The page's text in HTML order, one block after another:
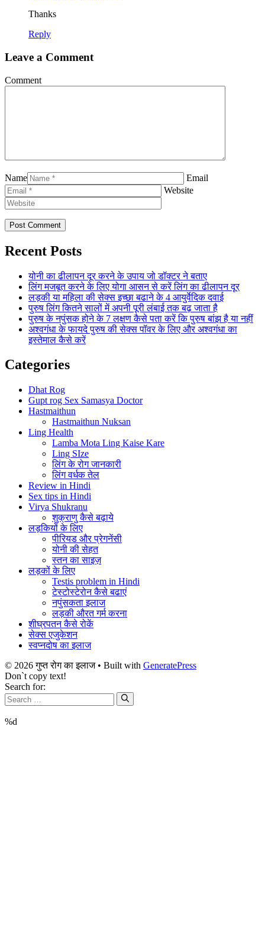
Thanks
Reply
Leave a Comment
Comment
Name
Email
Website
Recent Posts
योनी का ढीलापन दूर करने के उपाय जो डॉक्टर ने बताए
लिंग मजबूत करने के लिए योगा आसन से करें लिंग का ढीलापन दूर
लड़की या महिला की सेक्स इच्छा बढाने के 4 आयुर्वेदिक दवाई
पुरुष लिंग कितने सालों में अपनी पूरी लंबाई तक बढ़ जाता है
पुरुष के नपुंसक होने के 7 लक्षण कैसे पता करें कि पुरुष बांझ है या नहीं
अश्वगंधा के फायदे पुरुष की सेक्स पॉवर के लिए और अश्वगंधा का
इस्तेमाल कैसे करें
Categories
Dhat Rog
Gupt rog Sex Samasya Doctor
Hastmaithun
Hastmaithun Nuksan
Ling Health
Lamba Mota Ling Kaise Kare
Ling SIze
लिंग के रोग जानकारी
लिंग वर्धक तेल
Review in Hindi
Sex tips in Hindi
Virya Shukranu
शुक्राणु कैसे बढ़ाये
लड़कियों के लिए
पीरियड और प्रेगनेंसी
योनी की सेहत
स्तन का साइज़
लड़कों के लिए
Testis problem in Hindi
टेस्टोस्टेरोन कैसे बढाएं
नपुंसकता इलाज
लड़की औरत गर्म करना
शीघ्रपतन कैसे रोकें
सेक्स एजुकेशन
स्वप्नदोष का इलाज
© 2026 गुप्त रोग का इलाज• Built with GeneratePress
Don`t copy text!
Search for:
%d